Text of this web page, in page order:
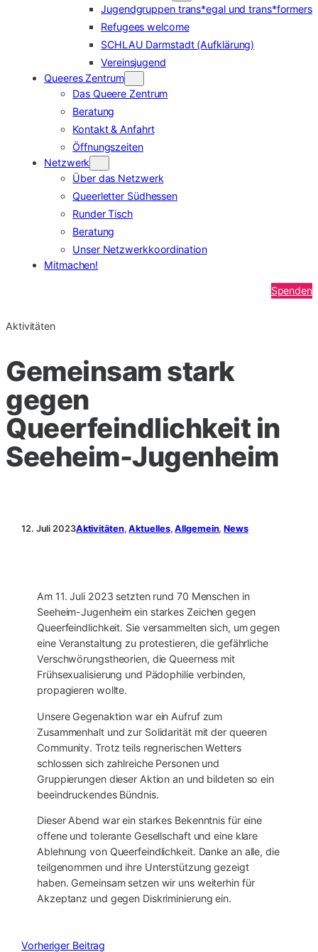
Jugendgruppen trans*egal und trans*formers
Refugees welcome
SCHLAU Darmstadt (Aufklärung)
Vereinsjugend
Queeres Zentrum
Das Queere Zentrum
Beratung
Kontakt & Anfahrt
Öffnungszeiten
Netzwerk
Über das Netzwerk
Queerletter Südhessen
Runder Tisch
Beratung
Unser Netzwerkkoordination
Mitmachen!
Spenden
Aktivitäten
Gemeinsam stark
gegen
Queerfeindlichkeit in
Seeheim-Jugenheim
12. Juli 2023Aktivitäten, Aktuelles, Allgemein, News
Am 11. Juli 2023 setzten rund 70 Menschen in
Seeheim-Jugenheim ein starkes Zeichen gegen
Queerfeindlichkeit. Sie versammelten sich, um gegen
eine Veranstaltung zu protestieren, die gefährliche
Verschwörungstheorien, die Queerness mit
Frühsexualisierung und Pädophilie verbinden,
propagieren wollte.
Unsere Gegenaktion war ein Aufruf zum
Zusammenhalt und zur Solidarität mit der queeren
Community. Trotz teils regnerischen Wetters
schlossen sich zahlreiche Personen und
Gruppierungen dieser Aktion an und bildeten so ein
beeindruckendes Bündnis.
Dieser Abend war ein starkes Bekenntnis für eine
offene und tolerante Gesellschaft und eine klare
Ablehnung von Queerfeindlichkeit. Danke an alle, die
teilgenommen und ihre Unterstützung gezeigt
haben. Gemeinsam setzen wir uns weiterhin für
Akzeptanz und gegen Diskriminierung ein.
Vorheriger Beitrag